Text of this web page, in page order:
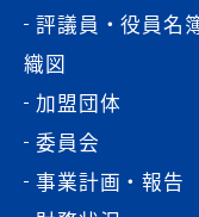
評議員・役員名
織図
加盟団体
委員会
事業計画・報告